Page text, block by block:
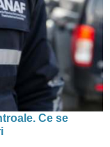
Ce se